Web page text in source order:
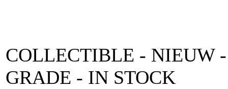
COLLECTIBLE - NIEUW
GRADE - IN STOCK